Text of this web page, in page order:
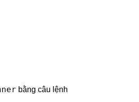
bằng câu lệnh